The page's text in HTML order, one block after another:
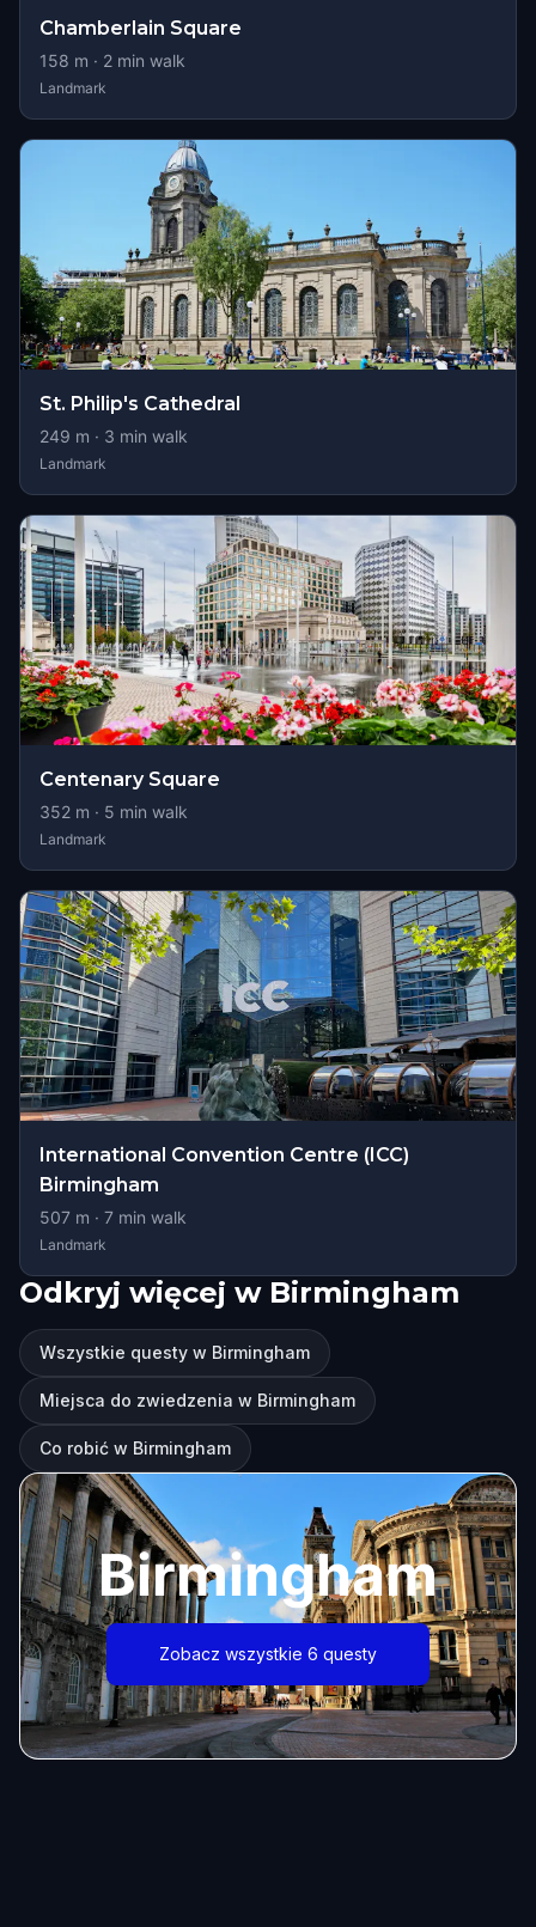
Chamberlain Square
158 m · 2 min walk
Landmark
St. Philip's Cathedral
249 m · 3 min walk
Landmark
Centenary Square
352 m · 5 min walk
Landmark
International Convention Centre (ICC)
Birmingham
507 m · 7 min walk
Landmark
Odkryj więcej w Birmingham
Wszystkie questy w Birmingham
Miejsca do zwiedzenia w Birmingham
Co robić w Birmingham
Birmingham
Zobacz wszystkie 6 questy